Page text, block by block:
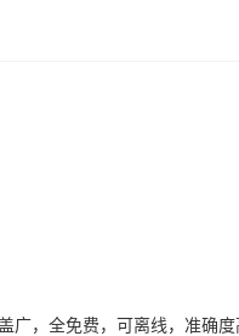
，全免费，可离线，准确